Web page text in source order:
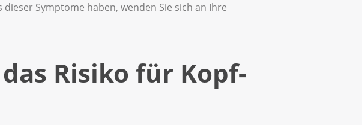
Symptome haben, wenden Sie sich an Ihre
Risiko für Kopf-